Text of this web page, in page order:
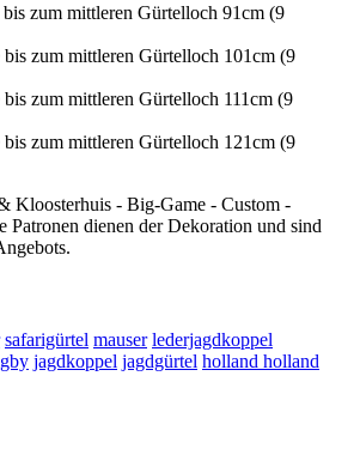
zum mittleren Gürtelloch 91cm (9
zum mittleren Gürtelloch 101cm (9
zum mittleren Gürtelloch 111cm (9
zum mittleren Gürtelloch 121cm (9
Kloosterhuis - Big-Game - Custom -
Patronen dienen der Dekoration und sind
safarigürtel mauser lederjagdkoppel
jagdkoppel jagdgürtel holland holland